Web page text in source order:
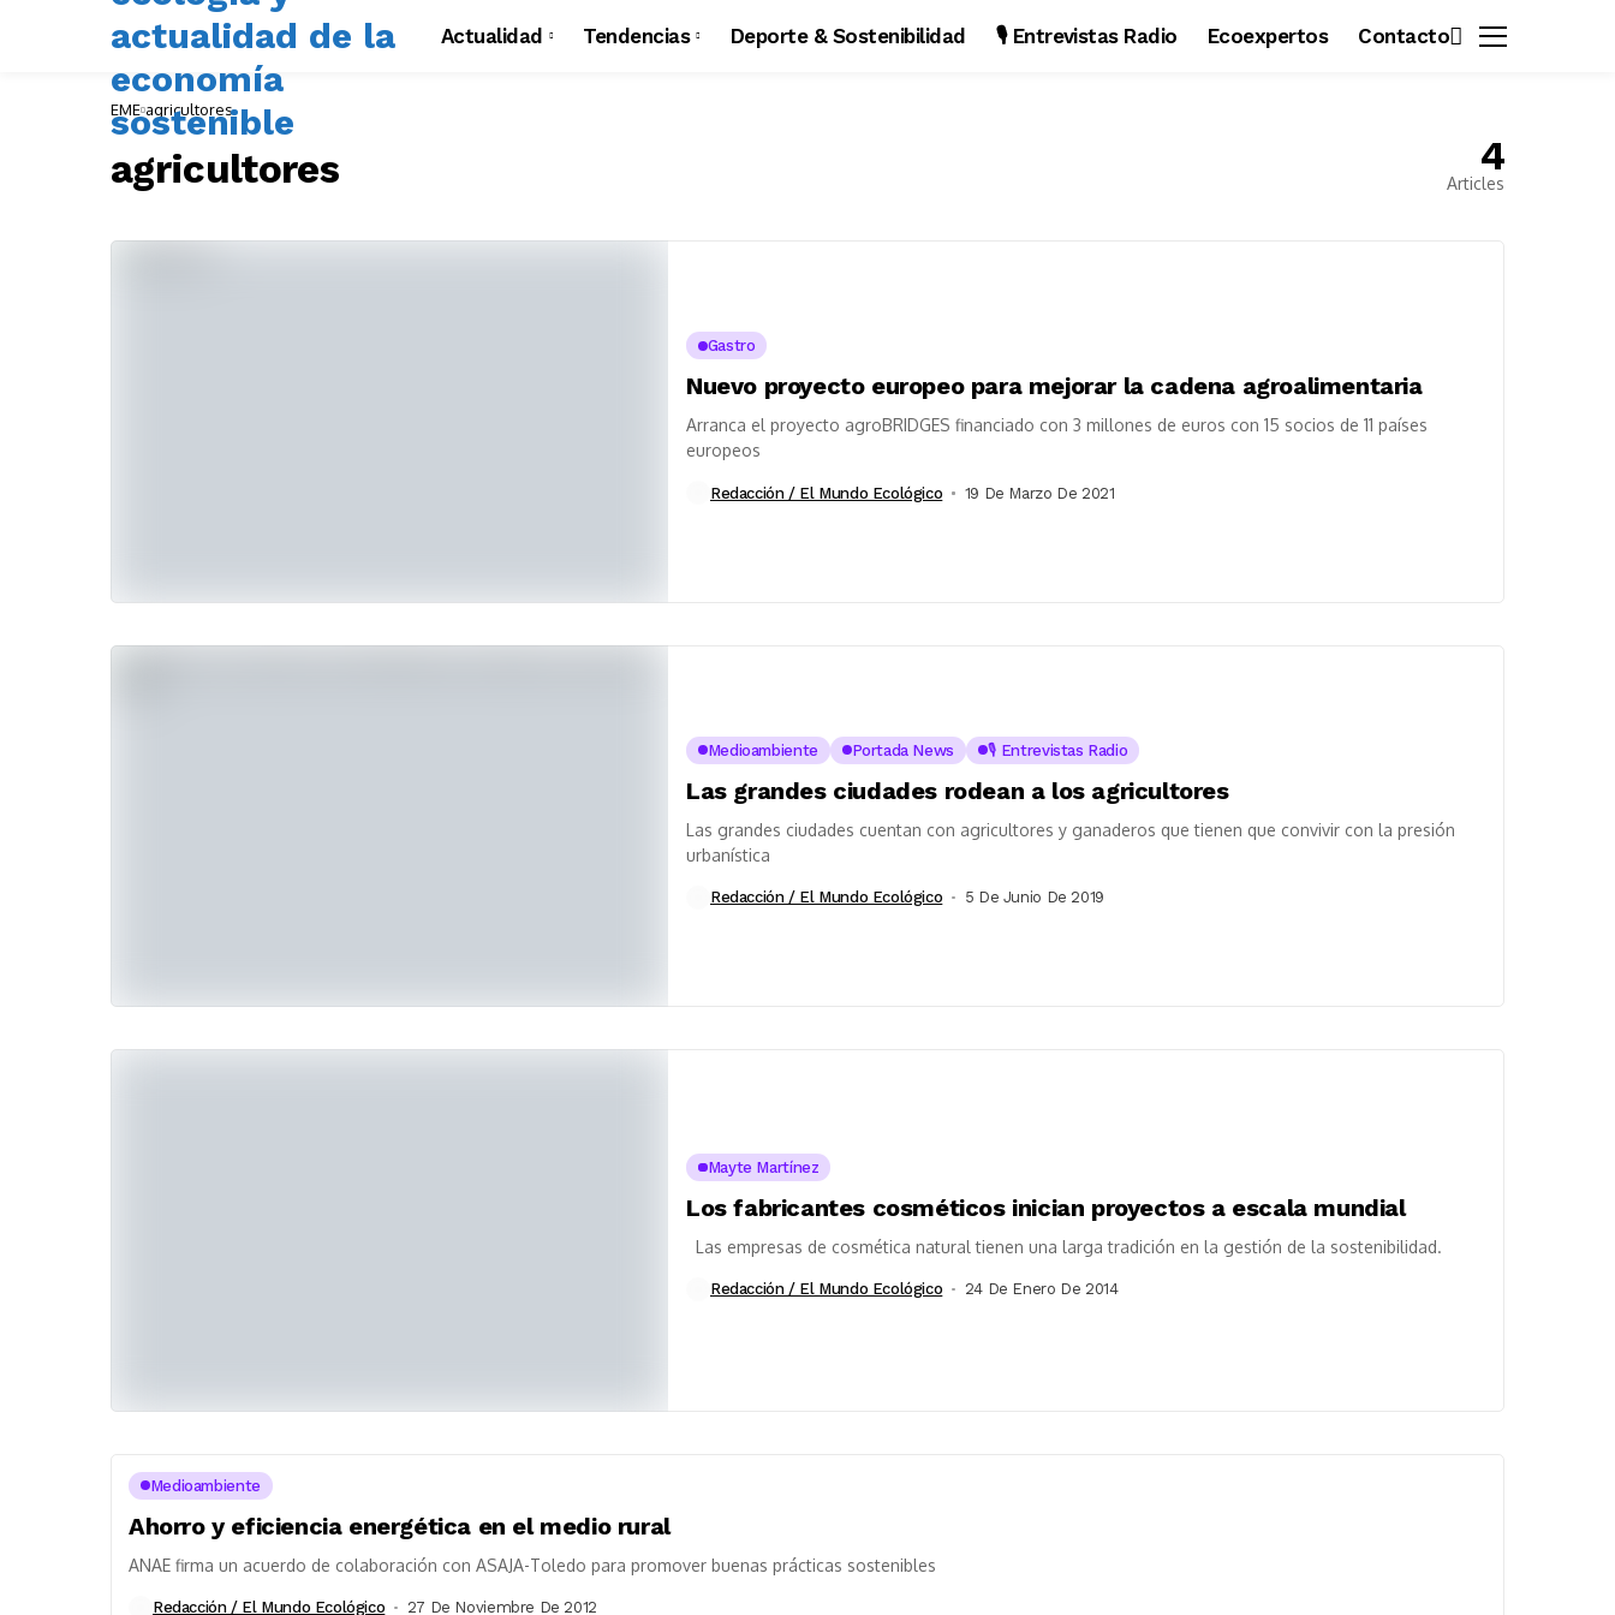
Actualidad Tendencias Deporte & Sostenibilidad 🎙️ Entrevistas Radio Ecoexpertos Contacto
EME agricultores
agricultores 4
Articles
Gastro
Nuevo proyecto europeo para mejorar la cadena agroalimentaria
Arranca el proyecto agroBRIDGES financiado con 3 millones de euros con 15 socios de 11 países
europeos
Redacción / El Mundo Ecológico 19 De Marzo De 2021
Medioambiente Portada News 🎙️ Entrevistas Radio
Las grandes ciudades rodean a los agricultores
Las grandes ciudades cuentan con agricultores y ganaderos que tienen que convivir con la presión
urbanística
Redacción / El Mundo Ecológico 5 De Junio De 2019
Mayte Martínez
Los fabricantes cosméticos inician proyectos a escala mundial
Las empresas de cosmética natural tienen una larga tradición en la gestión de la sostenibilidad.
Redacción / El Mundo Ecológico 24 De Enero De 2014
Medioambiente
Ahorro y eficiencia energética en el medio rural
ANAE firma un acuerdo de colaboración con ASAJA-Toledo para promover buenas prácticas sostenibles
Redacción / El Mundo Ecológico 27 De Noviembre De 2012